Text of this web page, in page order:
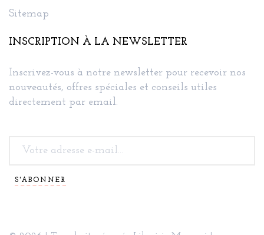
Sitemap
INSCRIPTION À LA NEWSLETTER
Inscrivez-vous à notre newsletter pour recevoir nos
nouveautés, offres spéciales et conseils utiles
directement par email.
S'ABONNER